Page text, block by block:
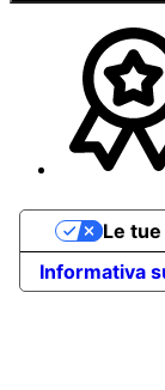
Informativa
Le